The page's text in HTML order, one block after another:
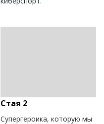
Стая 2
Супергероика, которую мы